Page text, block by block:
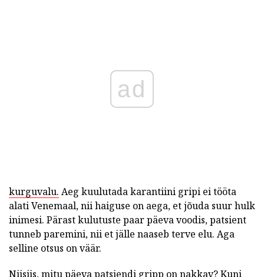
ad
kurguvalu. Aeg kuulutada karantiini gripi ei tööta
alati Venemaal, nii haiguse on aega, et jõuda suur hulk
inimesi. Pärast kulutuste paar päeva voodis, patsient
tunneb paremini, nii et jälle naaseb terve elu. Aga
selline otsus on väär.
Niisiis, mitu päeva patsiendi gripp on nakkav? Kuni